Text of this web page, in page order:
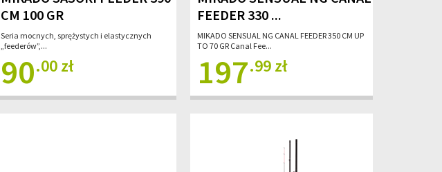
CM 100 GR
Seria mocnych, sprężystych i elastycznych
„feederów”,...
90.00 zł
FEEDER 330 ...
MIKADO SENSUAL NG CANAL FEEDER 350 CM UP
TO 70 GR Canal Fee...
197.99 zł